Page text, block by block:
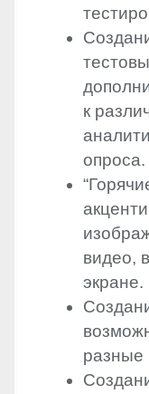
к
опроса.
видео,
экране.
разные